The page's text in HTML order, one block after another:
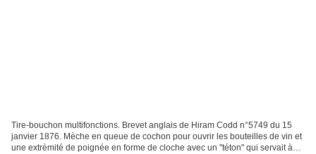
Tire-bouchon multifonctions. Brevet anglais de Hiram Codd n°5749 du 15
janvier 1876. Mèche en queue de cochon pour ouvrir les bouteilles de vin et
une extrèmité de poignée en forme de cloche avec un "téton" qui servait à